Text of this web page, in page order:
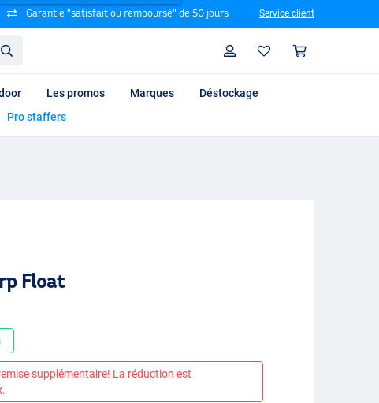
Garantie "satisfait ou remboursé" de 50 jours Service client
Profil
Les promos Marques
Déstockage
Pro staffers
Float
supplémentaire! La réduction est